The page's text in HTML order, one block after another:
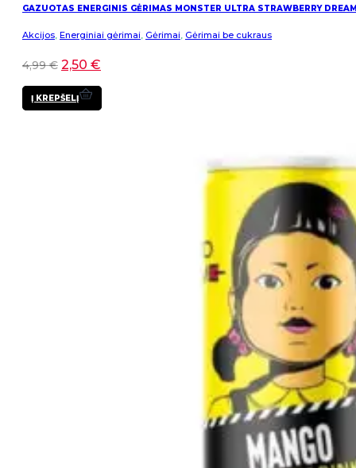
GAZUOTAS ENERGINIS GĖRIMAS MONSTER ULTRA STRAWBERRY
Akcijos, Energiniai gėrimai, Gėrimai, Gėrimai be cukraus
4,99€ 2,50 €
Į KREPŠELĮ